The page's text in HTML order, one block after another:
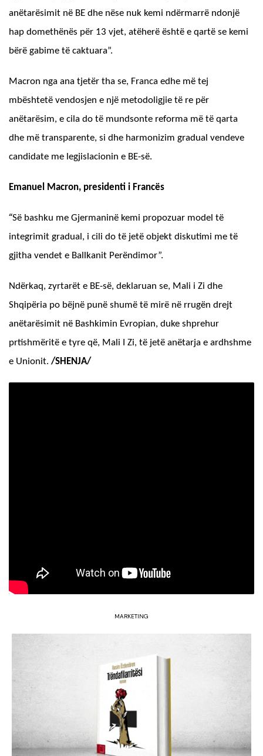
anëtarësimit në BE dhe nëse nuk kemi ndërmarrë ndonjë
hap domethënës për 13 vjet, atëherë është e qartë se kemi
bërë gabime të caktuara”.
Macron nga ana tjetër tha se, Franca edhe më tej
mbështetë vendosjen e një metodoligjie të re për
anëtarësim, e cila do të mundsonte reforma më të qarta
dhe më transparente, si dhe harmonizim gradual vendeve
candidate me legjislacionin e BE-së.
Emanuel Macron, presidenti i Francës
“Së bashku me Gjermaninë kemi propozuar model të
integrimit gradual, i cili do të jetë objekt diskutimi me të
gjitha vendet e Ballkanit Perëndimor”.
Ndërkaq, zyrtarët e BE-së, deklaruan se, Mali i Zi dhe
Shqipëria po bëjnë punë shumë të mirë në rrugën drejt
anëtarësimit në Bashkimin Evropian, duke shprehur
prtishmëritë e tyre që, Mali I Zi, të jetë anëtarja e ardhshme
e Unionit. /SHENJA/
MARKETING